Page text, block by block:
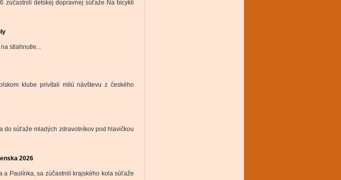
zúčastnili detskej dopravnej súťaže Na bicykli
stiahnutie...
klube privítali milú návštevu z českého
do súťaže mladých zdravotníkov pod hlavičkou
2026
a Paulínka, sa zúčastnili krajského kola súťaže